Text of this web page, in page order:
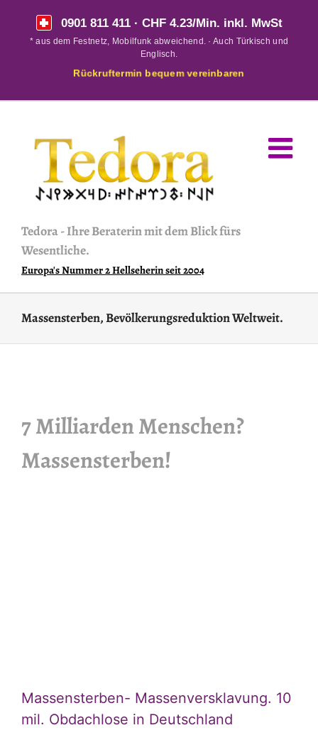
0901 811 411· CHF 4.23/Min. inkl. MwSt
* aus dem Festnetz, Mobilfunk abweichend. · Auch Türkisch und
Englisch.
Rückruftermin bequem vereinbaren
Tedora-Ihre Beraterin mit dem Blick fürs
Wesentliche.
Europa's Nummer 2 Hellseherin seit 2004
Massensterben, Bevölkerungsreduktion Weltweit.
7 Milliarden Menschen?
Massensterben!
Massensterben- Massenversklavung. 10
mil. Obdachlose in Deutschland